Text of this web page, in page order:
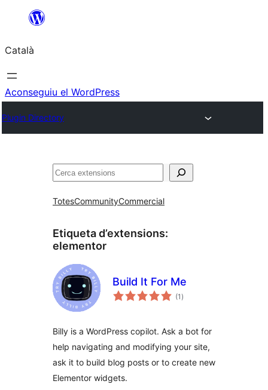
contingut
Català
Aconseguiu el WordPress
Plugin Directory
Cerca
TotesCommunityCommercial
Etiqueta d’extensions:
elementor
Build It For Me
(1 puntuacions
totals
)
Billy is a WordPress copilot. Ask a bot for
help navigating and modifying your site,
ask it to build blog posts or to create new
Elementor widgets.